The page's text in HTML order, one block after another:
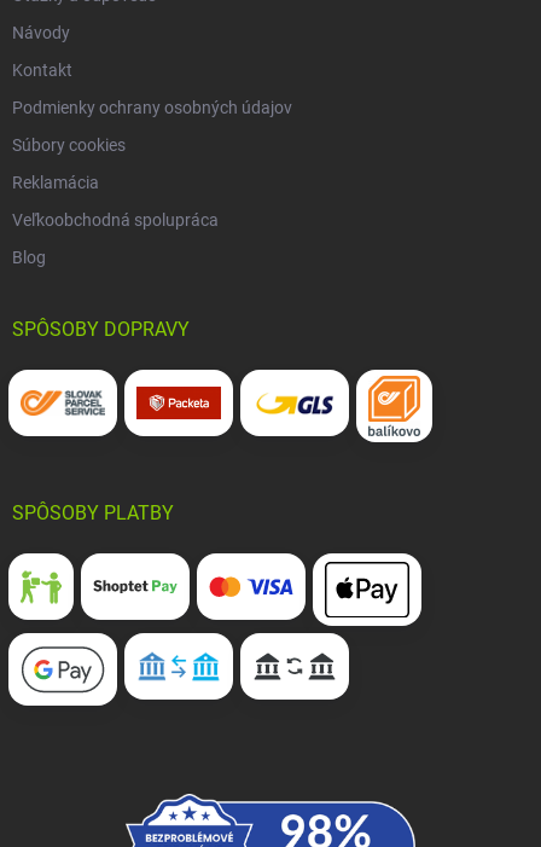
Návody
Kontakt
Podmienky ochrany osobných údajov
Súbory cookies
Reklamácia
Veľkoobchodná spolupráca
Blog
SPÔSOBY DOPRAVY
SPÔSOBY PLATBY